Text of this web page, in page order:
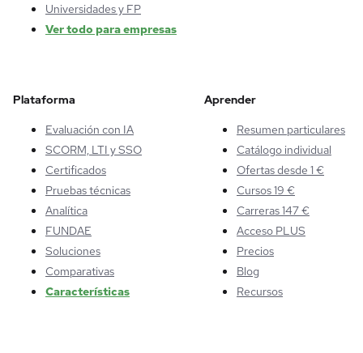
Universidades y FP
Ver todo para empresas
Plataforma
Evaluación con IA
SCORM, LTI y SSO
Certificados
Pruebas técnicas
Analítica
FUNDAE
Soluciones
Comparativas
Características
Aprender
Resumen particulares
Catálogo individual
Ofertas desde 1 €
Cursos 19 €
Carreras 147 €
Acceso PLUS
Precios
Blog
Recursos